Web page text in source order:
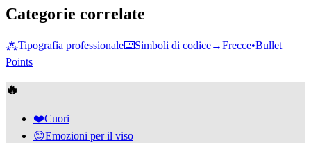
Categorie correlate
⁂Tipografia professionale⌨️Simboli di codice→Frecce•Bullet
Points
🔥
❤️Cuori
😊Emozioni per il viso